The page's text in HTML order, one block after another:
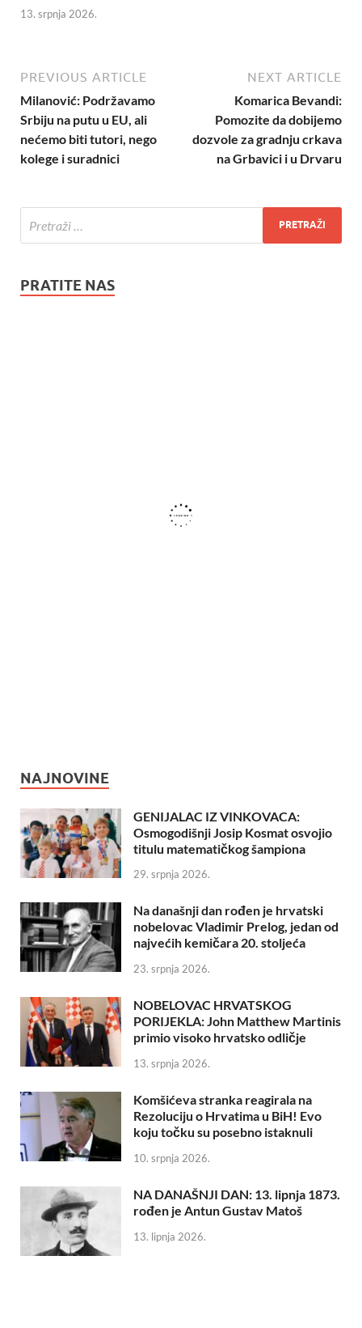
13. srpnja 2026.
PREVIOUS ARTICLE
Milanović: Podržavamo
Srbiju na putu u EU, ali
nećemo biti tutori, nego
kolege i suradnici
NEXT ARTICLE
Komarica Bevandi:
Pomozite da dobijemo
dozvole za gradnju crkava
na Grbavici i u Drvaru
PRATITE NAS
NAJNOVINE
GENIJALAC IZ VINKOVACA:
Osmogodišnji Josip Kosmat osvojio
titulu matematičkog šampiona
29. srpnja 2026.
Na današnji dan rođen je hrvatski
nobelovac Vladimir Prelog, jedan od
najvećih kemičara 20. stoljeća
23. srpnja 2026.
NOBELOVAC HRVATSKOG
PORIJEKLA: John Matthew Martinis
primio visoko hrvatsko odličje
13. srpnja 2026.
Komšićeva stranka reagirala na
Rezoluciju o Hrvatima u BiH! Evo
koju točku su posebno istaknuli
10. srpnja 2026.
NA DANAŠNJI DAN: 13. lipnja 1873.
rođen je Antun Gustav Matoš
13. lipnja 2026.